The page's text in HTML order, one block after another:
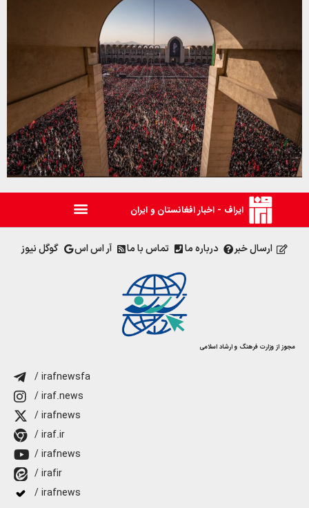
ایراف - اخبار افغانستان و ایران
ارسال خبر درباره ما تماس با ما آر اس اس گوگل نیوز
مجوز از وزارت فرهنگ و ارشاد اسلامی
/ irafnewsfa
/ iraf.news
/ irafnews
/ iraf.ir
/ irafnews
/ irafir
/ irafnews